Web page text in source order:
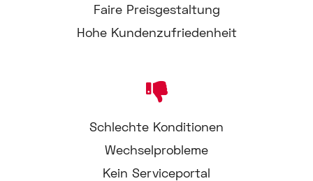
Faire Preisgestaltung
Hohe Kundenzufriedenheit
Schlechte Konditionen
Wechselprobleme
Kein Serviceportal